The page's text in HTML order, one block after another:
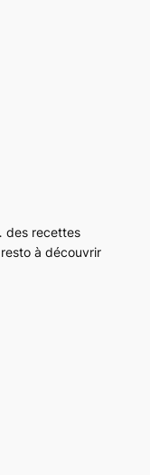
des recettes
à découvrir